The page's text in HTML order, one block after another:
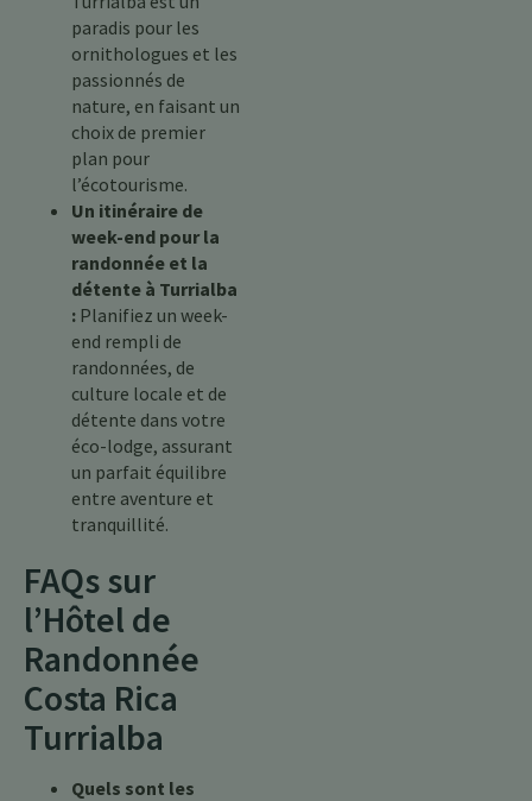
paradis pour les
ornithologues et les
passionnés de
nature, en faisant un
choix de premier
plan pour
l’écotourisme.
Un itinéraire de
week-end pour la
randonnée et la
détente à Turrialba
: Planifiez un week-
end rempli de
randonnées, de
culture locale et de
détente dans votre
éco-lodge, assurant
un parfait équilibre
entre aventure et
tranquillité.
FAQs sur
l’Hôtel de
Randonnée
Costa Rica
Turrialba
Quels sont les